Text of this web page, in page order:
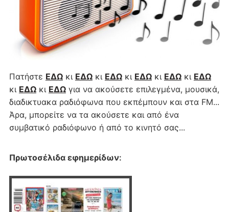
Πατήστε ΕΔΩκι ΕΔΩκι ΕΔΩκι ΕΔΩκι ΕΔΩκι ΕΔΩ
κι ΕΔΩκι ΕΔΩγια να ακούσετε επιλεγμένα, μουσικά,
διαδικτυακα ραδιόφωνα που εκπέμπουν και στα FM...
Άρα, μπορείτε να τα ακούσετε και από ένα
συμβατικό ραδιόφωνο ή από το κινητό σας...
Πρωτοσέλιδα εφημερίδων: